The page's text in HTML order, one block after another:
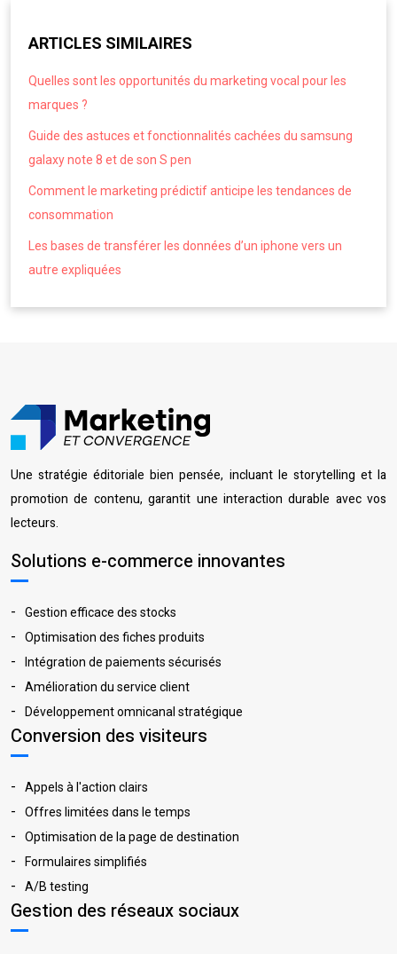
ARTICLES SIMILAIRES
Quelles sont les opportunités du marketing vocal pour les
marques ?
Guide des astuces et fonctionnalités cachées du samsung
galaxy note 8 et de son S pen
Comment le marketing prédictif anticipe les tendances de
consommation
Les bases de transférer les données d’un iphone vers un
autre expliquées
Une stratégie éditoriale bien pensée, incluant le storytelling et la
promotion de contenu, garantit une interaction durable avec vos
lecteurs.
Solutions e-commerce innovantes
Gestion efficace des stocks
Optimisation des fiches produits
Intégration de paiements sécurisés
Amélioration du service client
Développement omnicanal stratégique
Conversion des visiteurs
Appels à l'action clairs
Offres limitées dans le temps
Optimisation de la page de destination
Formulaires simplifiés
A/B testing
Gestion des réseaux sociaux